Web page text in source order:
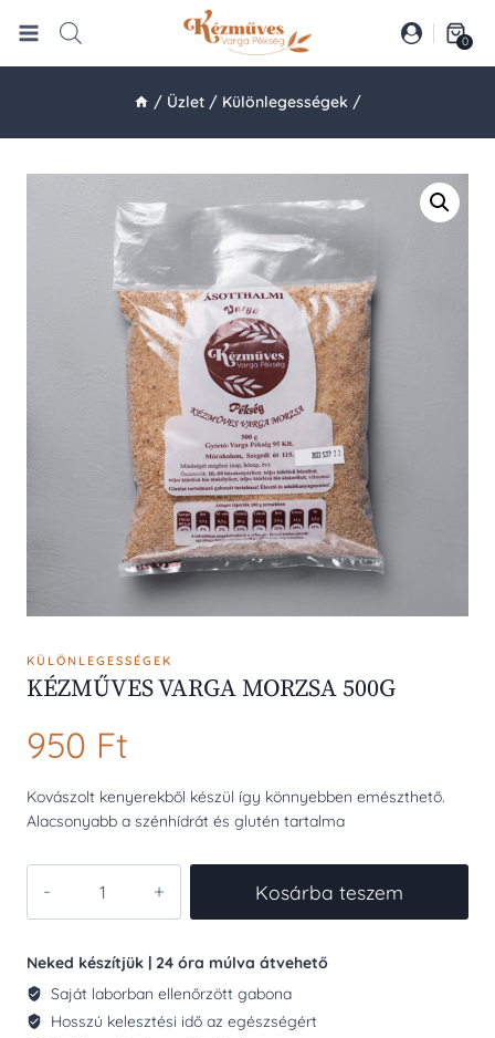
0
/ Üzlet / Különlegességek /
KÜLÖNLEGESSÉGEK
KÉZMŰVES VARGA MORZSA 500G
950 Ft
Kovászolt kenyerekből készül így könnyebben emészthető.
Alacsonyabb a szénhídrát és glutén tartalma
MORZSA
mennyiség
Kosárba teszem
Neked készítjük | 24 óra múlva átvehető
Saját laborban ellenőrzött gabona
Hosszú kelesztési idő az egészségért